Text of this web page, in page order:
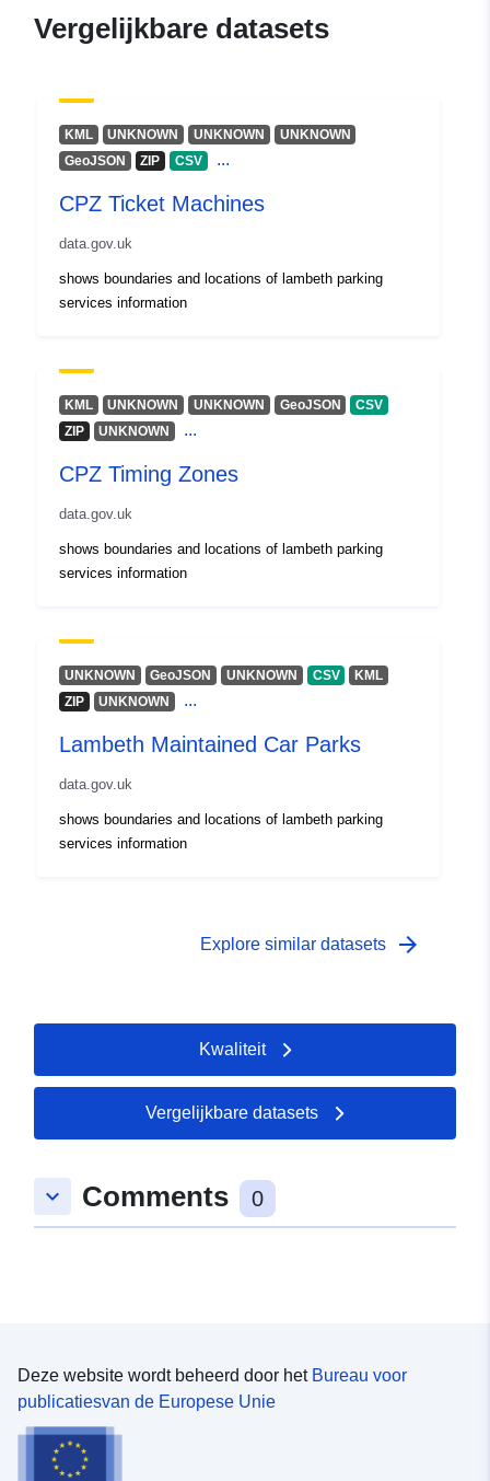
Vergelijkbare datasets
KML UNKNOWN UNKNOWN
UNKNOWN
GeoJSON
ZIP CSV ...
CPZ Ticket Machines
data.gov.uk
shows boundaries and locations of lambeth parking
services information
KML UNKNOWN UNKNOWN GeoJSON
CSV
ZIP
UNKNOWN ...
CPZ Timing Zones
data.gov.uk
shows boundaries and locations of lambeth parking
services information
UNKNOWN GeoJSON UNKNOWN CSV
KML
ZIP
UNKNOWN ...
Lambeth Maintained Car Parks
data.gov.uk
shows boundaries and locations of lambeth parking
services information
Explore similar datasets arrow_forward
Kwaliteit
Vergelijkbare datasets
keyboard_arrow_down Comments 0
Deze website wordt beheerd door het Bureau voor
publicatiesvan de Europese Unie